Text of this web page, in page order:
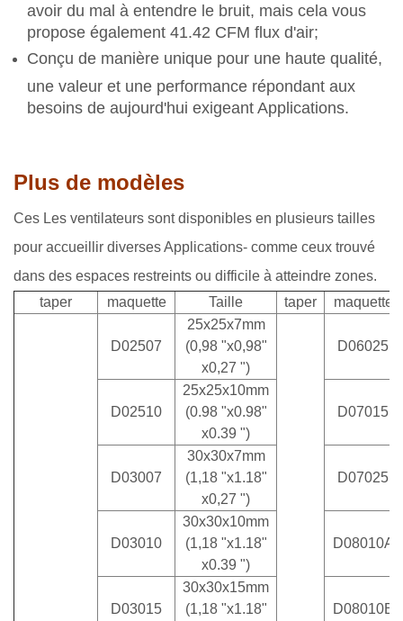
avoir du mal à entendre le bruit, mais cela vous
propose également 41.42 CFM flux d'air;
Conçu de manière unique pour une haute qualité,
une valeur et une performance répondant aux
besoins de aujourd'hui exigeant Applications.
Plus de modèles
Ces Les ventilateurs sont disponibles en plusieurs tailles
pour accueillir diverses Applications- comme ceux trouvé
dans des espaces restreints ou difficile à atteindre zones.
taper
maquette Taille taper maquette
D02507
25x25x7mm
(0,98 "x0,98"
x0,27 ")
D06025
D02510
25x25x10mm
(0.98 "x0.98"
x0.39 ")
D07015
D03007
30x30x7mm
(1,18 "x1.18"
x0,27 ")
D07025
D03010
30x30x10mm
(1,18 "x1.18"
x0.39 ")
D08010A
D03015
30x30x15mm
(1,18 "x1.18"
D08010B